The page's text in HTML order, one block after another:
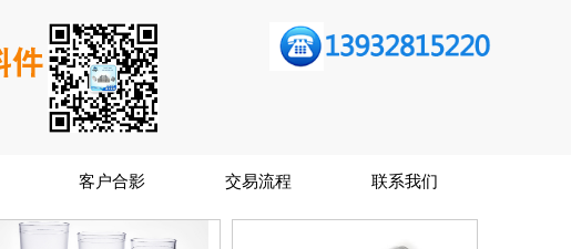
客户合影 交易流程 联系我们